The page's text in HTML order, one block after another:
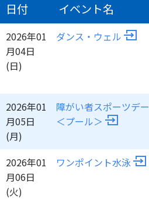
日付 イベント名
2026年01
月04日
(日)
ダンス・ウェル
2026年01
月05日
(月)
障がい者スポーツデー
＜プール＞
2026年01
月06日
(火)
ワンポイント水泳